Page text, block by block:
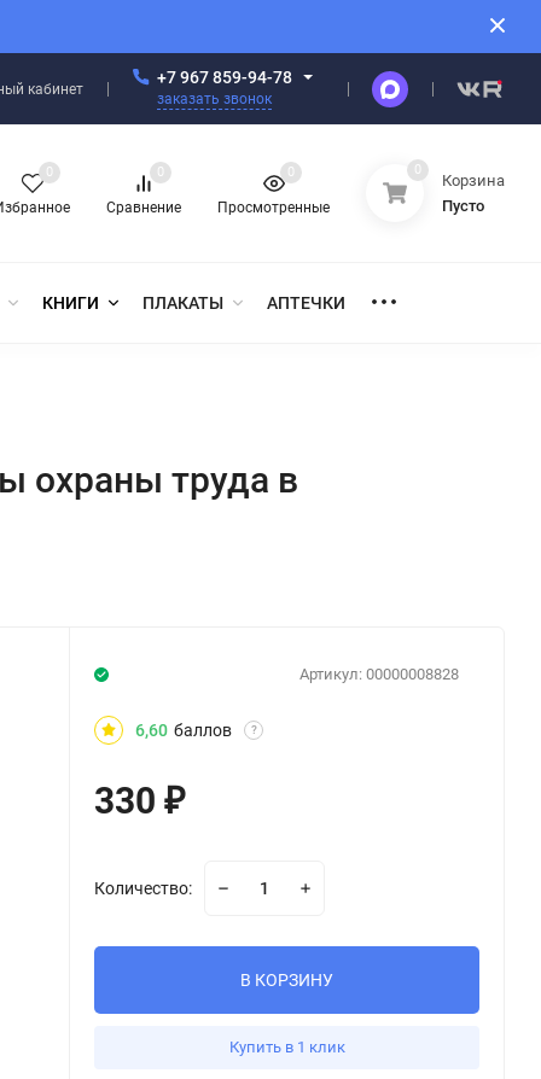
кабинет
+7 967 859-94-78
заказать звонок
0
Сравнение
0
Просмотренные
0 0
Корзина
Пусто
КНИГИ ПЛАКАТЫ АПТЕЧКИ
охраны труда в
Артикул: 00000008828
6,60 баллов ?
330₽
Количество:
В КОРЗИНУ
Купить в 1 клик